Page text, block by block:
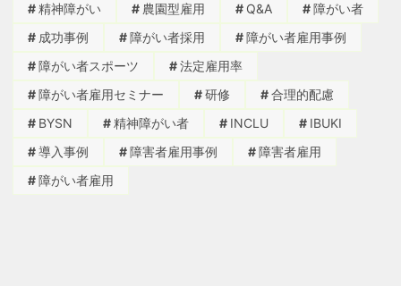
精神障がい 農園型雇用 Q&A
障がい者
成功事例
障がい者採用
障がい者雇用事例
障がい者スポーツ
法定雇用率
障がい者雇用セミナー
研修
合理的配慮
BYSN
精神障がい者 INCLU
IBUKI
導入事例
障害者雇用事例
障害者雇用
障がい者雇用